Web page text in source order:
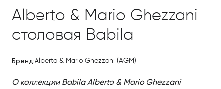
Alberto & Mario Ghezzani
столовая Babila
Бренд:Alberto & Mario Ghezzani (AGM)
О коллекции Babila Alberto & Mario Ghezzani